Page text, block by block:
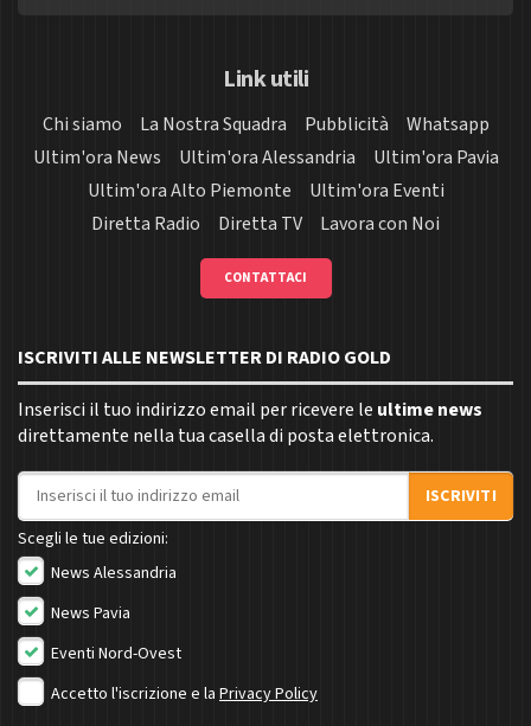
Link utili
Chi siamo La Nostra Squadra Pubblicità
Whatsapp
Ultim'ora News
Ultim'ora Alessandria
Ultim'ora Pavia
Ultim'ora Alto Piemonte
Ultim'ora Eventi
Diretta Radio
Diretta TV Lavora con Noi
CONTATTACI
ISCRIVITI ALLE NEWSLETTER DI RADIO GOLD
Inserisci il tuo indirizzo email per ricevere le ultime news
direttamente nella tua casella di posta elettronica.
Indirizzo email
ISCRIVITI
Scegli le tue edizioni:
News Alessandria
News Pavia
Eventi Nord-Ovest
Accetto l'iscrizione e la Privacy Policy